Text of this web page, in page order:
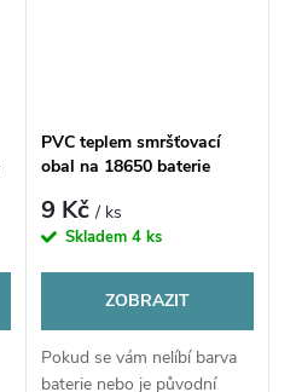
PVC teplem smršťovací
obal na 18650 baterie
9 Kč/ ks
Skladem 4 ks
ZOBRAZIT
Pokud se vám nelíbí barva
baterie nebo je původní